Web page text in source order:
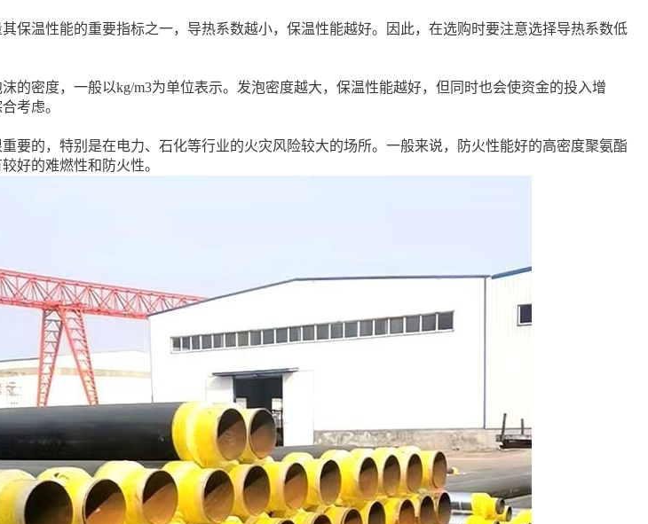
保温性能的重要指标之一，导热系数越小，保温性能越好。因此，在选购时要注意选择导热系数低
的密度，一般以kg/m3为单位表示。发泡密度越大，保温性能越好，但同时也会使资金的投入增
考虑。
要的，特别是在电力、石化等行业的火灾风险较大的场所。一般来说，防火性能好的高密度聚氨酯
好的难燃性和防火性。